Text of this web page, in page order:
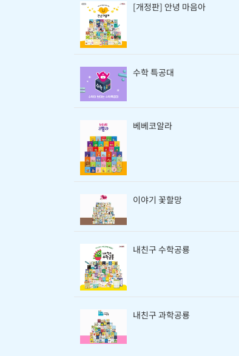
[개정판] 안녕 마음아
수학 특공대
베베코알라
이야기 꽃할망
내친구 수학공룡
내친구 과학공룡